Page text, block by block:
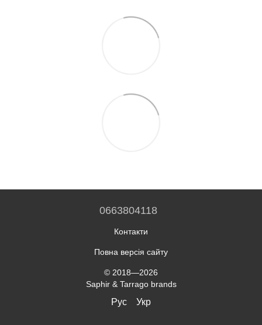
0663804118
Контакти
Повна версія сайту
© 2018—2026
Saphir & Tarrago brands
Рус Укр